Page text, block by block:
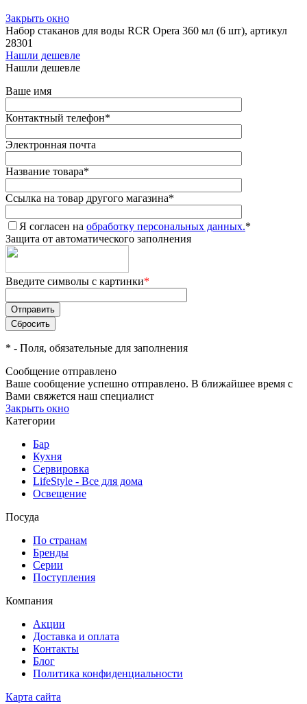
Закрыть окно
Набор стаканов для воды RCR Opera 360 мл (6 шт), артикул
28301
Нашли дешевле
Нашли дешевле
Ваше имя
Контактный телефон*
Электронная почта
Название товара*
Ссылка на товар другого магазина*
Я согласен на обработку персональных данных.*
Защита от автоматического заполнения
Введите символы с картинки*
* - Поля, обязательные для заполнения
Сообщение отправлено
Ваше сообщение успешно отправлено. В ближайшее время с
Вами свяжется наш специалист
Закрыть окно
Категории
Бар
Кухня
Сервировка
LifeStyle - Все для дома
Освещение
Посуда
По странам
Бренды
Серии
Поступления
Компания
Акции
Доставка и оплата
Контакты
Блог
Политика конфиденциальности
Карта сайта